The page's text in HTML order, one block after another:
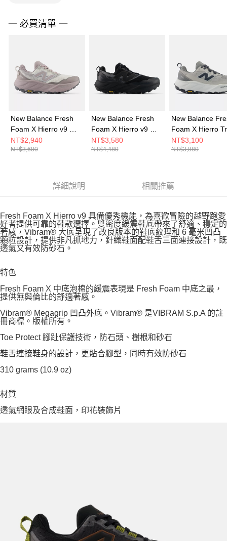
３．未成年的使用者請事先徵得法定代理人或監護人之同意方可使用
「AFTEE先享後付」，若未經同意申辦者引起之損失，本公司不負相關責
請求用戶進行身份認證。
５．嚴禁一人註冊多個帳號或使用他人資訊註冊。若發現惡意使用之情形，
恩沛科技股份有限公司將有權停止該用戶之使用額度並採取法律行動。
一 必買清單 一
New Balance Fresh
Foam X Hierro v9 女
跑步鞋 WHIER2RF-D
NT$2,940
NT$3,680
New Balance Fresh
Foam X Hierro v9 女
跑步鞋 WTHIGLB9-D
NT$3,580
NT$4,480
New Balance
Foam X Hierro
男 跑步鞋
2E
NT$3,100
NT$3,880
詳細說明 相關推薦
Fresh Foam X Hierro v9 具備優秀機能，為喜歡冒險的越野跑愛
好者提供可靠的鞋款選擇。雙密度緩震鞋底帶來了舒適、穩定的
著感，Vibram® 大底呈現了改良版本的鞋底紋理和 6 毫米凹凸
顆粒設計，提供非凡抓地力，針織鞋面配鞋舌三面連接設計，既
透氣又有效防砂石。
特色
Fresh Foam X 中底泡棉的緩震表現是 Fresh Foam 中底之最，
提供無與倫比的舒適著感。
Vibram® Megagrip 凹凸外底。Vibram® 是VIBRAM S.p.A 的註
冊商標。版權所有。
Toe Protect 腳趾保護技術，防石頭、樹根和砂石
鞋舌連接鞋身的設計，更貼合腳型，同時有效防砂石
310 grams (10.9 oz)
材質
透氣網眼及合成鞋面，印花裝飾片